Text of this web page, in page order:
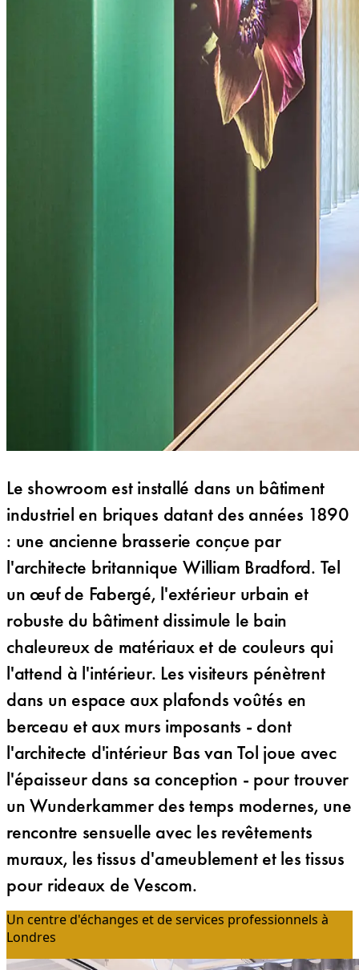
Le showroom est installé dans un bâtiment
industriel en briques datant des années 1890
: une ancienne brasserie conçue par
l'architecte britannique William Bradford. Tel
un œuf de Fabergé, l'extérieur urbain et
robuste du bâtiment dissimule le bain
chaleureux de matériaux et de couleurs qui
l'attend à l'intérieur. Les visiteurs pénètrent
dans un espace aux plafonds voûtés en
berceau et aux murs imposants - dont
l'architecte d'intérieur Bas van Tol joue avec
l'épaisseur dans sa conception - pour trouver
un Wunderkammer des temps modernes, une
rencontre sensuelle avec les revêtements
muraux, les tissus d'ameublement et les tissus
pour rideaux de Vescom.
Un centre d'échanges et de services professionnels à
Londres